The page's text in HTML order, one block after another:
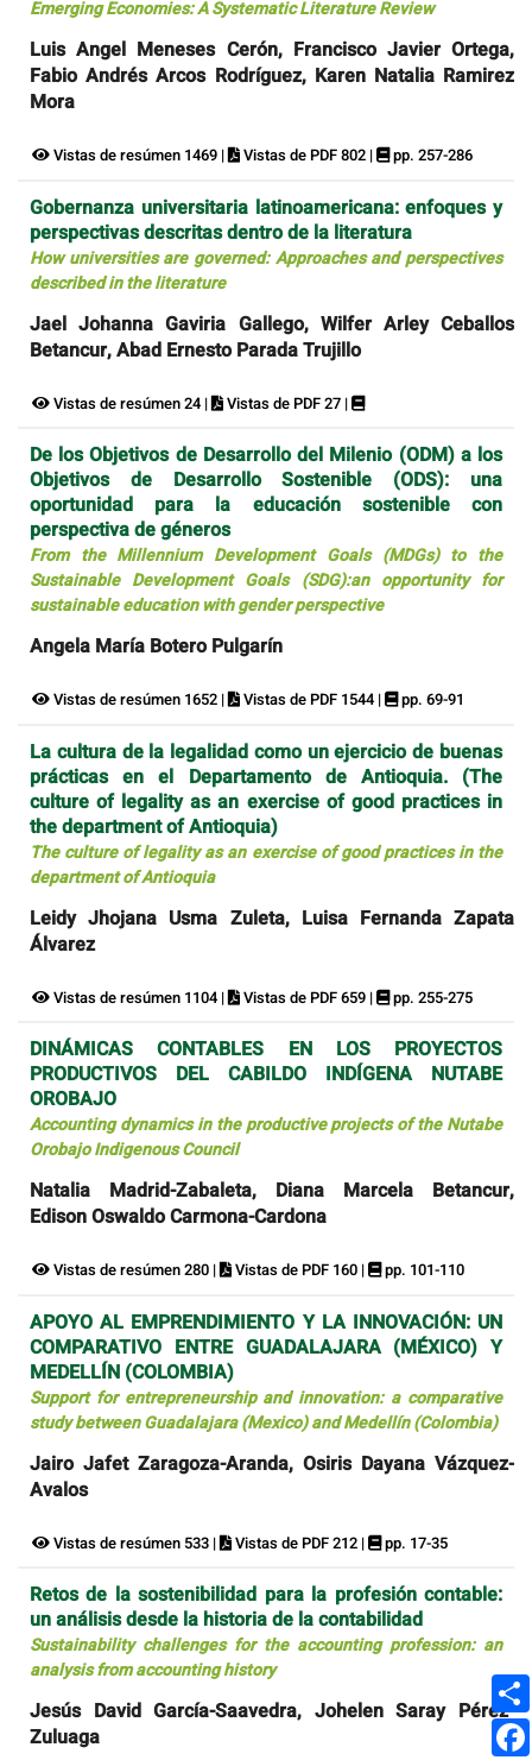
Emerging Economies: A Systematic Literature Review
Luis Angel Meneses Cerón, Francisco Javier Ortega,
Fabio Andrés Arcos Rodríguez, Karen Natalia Ramirez
Mora
Vistas de resúmen 1469 | Vistas de PDF 802 | pp. 257-286
Gobernanza universitaria latinoamericana: enfoques y
perspectivas descritas dentro de la literatura
How universities are governed: Approaches and perspectives
described in the literature
Jael Johanna Gaviria Gallego, Wilfer Arley Ceballos
Betancur, Abad Ernesto Parada Trujillo
Vistas de resúmen 24 | Vistas de PDF 27 |
De los Objetivos de Desarrollo del Milenio (ODM) a los
Objetivos de Desarrollo Sostenible (ODS): una
oportunidad para la educación sostenible con
perspectiva de géneros
From the Millennium Development Goals (MDGs) to the
Sustainable Development Goals (SDG):an opportunity for
sustainable education with gender perspective
Angela María Botero Pulgarín
Vistas de resúmen 1652 | Vistas de PDF 1544 | pp. 69-91
La cultura de la legalidad como un ejercicio de buenas
prácticas en el Departamento de Antioquia. (The
culture of legality as an exercise of good practices in
the department of Antioquia)
The culture of legality as an exercise of good practices in the
department of Antioquia
Leidy Jhojana Usma Zuleta, Luisa Fernanda Zapata
Álvarez
Vistas de resúmen 1104 | Vistas de PDF 659 | pp. 255-275
DINÁMICAS CONTABLES EN LOS PROYECTOS
PRODUCTIVOS DEL CABILDO INDÍGENA NUTABE
OROBAJO
Accounting dynamics in the productive projects of the Nutabe
Orobajo Indigenous Council
Natalia Madrid-Zabaleta, Diana Marcela Betancur,
Edison Oswaldo Carmona-Cardona
Vistas de resúmen 280 | Vistas de PDF 160 | pp. 101-110
APOYO AL EMPRENDIMIENTO Y LA INNOVACIÓN: UN
COMPARATIVO ENTRE GUADALAJARA (MÉXICO) Y
MEDELLÍN (COLOMBIA)
Support for entrepreneurship and innovation: a comparative
study between Guadalajara (Mexico) and Medellín (Colombia)
Jairo Jafet Zaragoza-Aranda, Osiris Dayana Vázquez-
Avalos
Vistas de resúmen 533 | Vistas de PDF 212 | pp. 17-35
Retos de la sostenibilidad para la profesión contable:
un análisis desde la historia de la contabilidad
Sustainability challenges for the accounting profession: an
analysis from accounting history
Jesús David García-Saavedra, Johelen Saray Pérez-
Zuluaga